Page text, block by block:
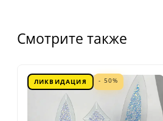
Смотрите также
ЛИКВИДАЦИЯ - 50%